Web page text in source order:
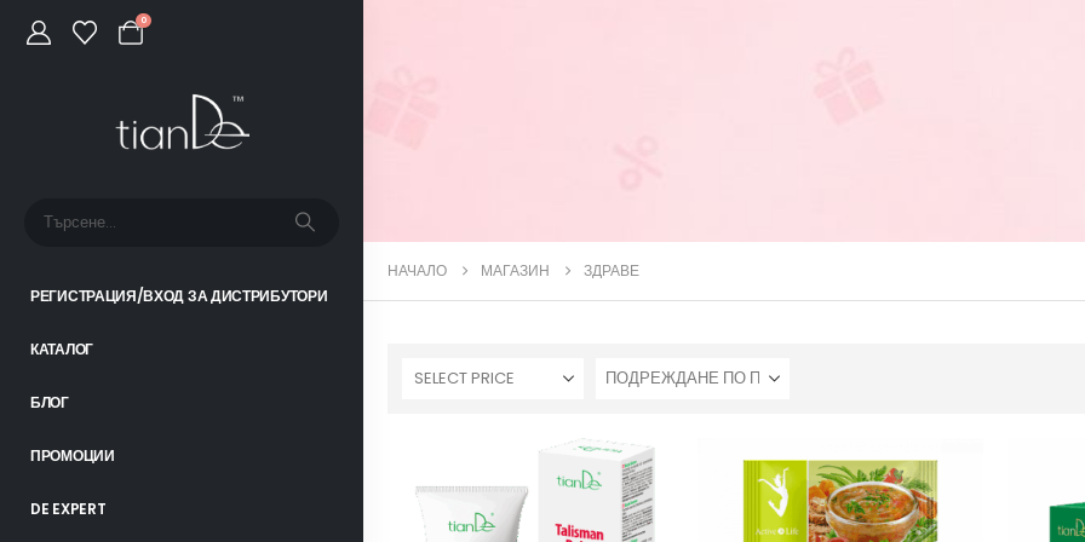
0
РЕГИСТРАЦИЯ/ВХОД ЗА ДИСТРИБУТОРИ
КАТАЛОГ
БЛОГ
ПРОМОЦИИ
DE EXPERT
НАЧАЛО МАГАЗИН ЗДРАВЕ
SELECT PRICE